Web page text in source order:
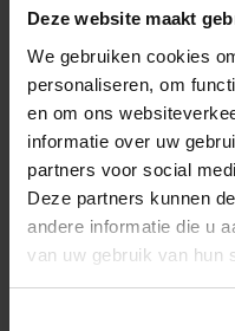
Deze website maakt
We gebruiken cookies
personaliseren, om
en om ons
informatie over uw
partners voor social
Deze partners kunnen
andere informatie die u
van uw gebruik van hun